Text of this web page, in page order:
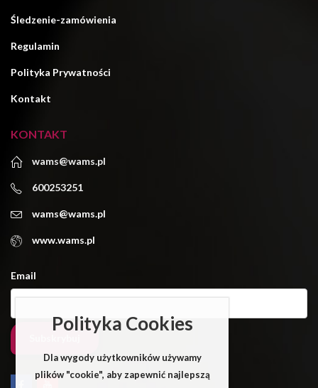
Śledzenie-zamówienia
Regulamin
Polityka Prywatności
Kontakt
KONTAKT
wams@wams.pl
600253251
wams@wams.pl
www.wams.pl
Email
Polityka Cookies
Dla wygody użytkowników używamy
plików "cookie", aby zapewnić najlepszą